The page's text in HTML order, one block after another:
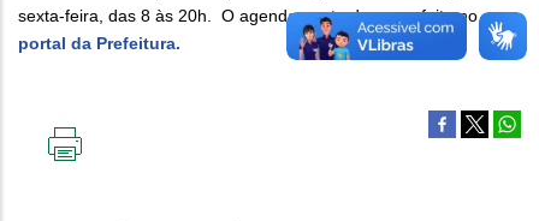
sexta-feira, das 8 às 20h. O agendamento deve ser feito no
portal da Prefeitura.